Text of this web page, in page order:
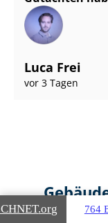
Luca Frei
vor 3 Tagen
.org 764